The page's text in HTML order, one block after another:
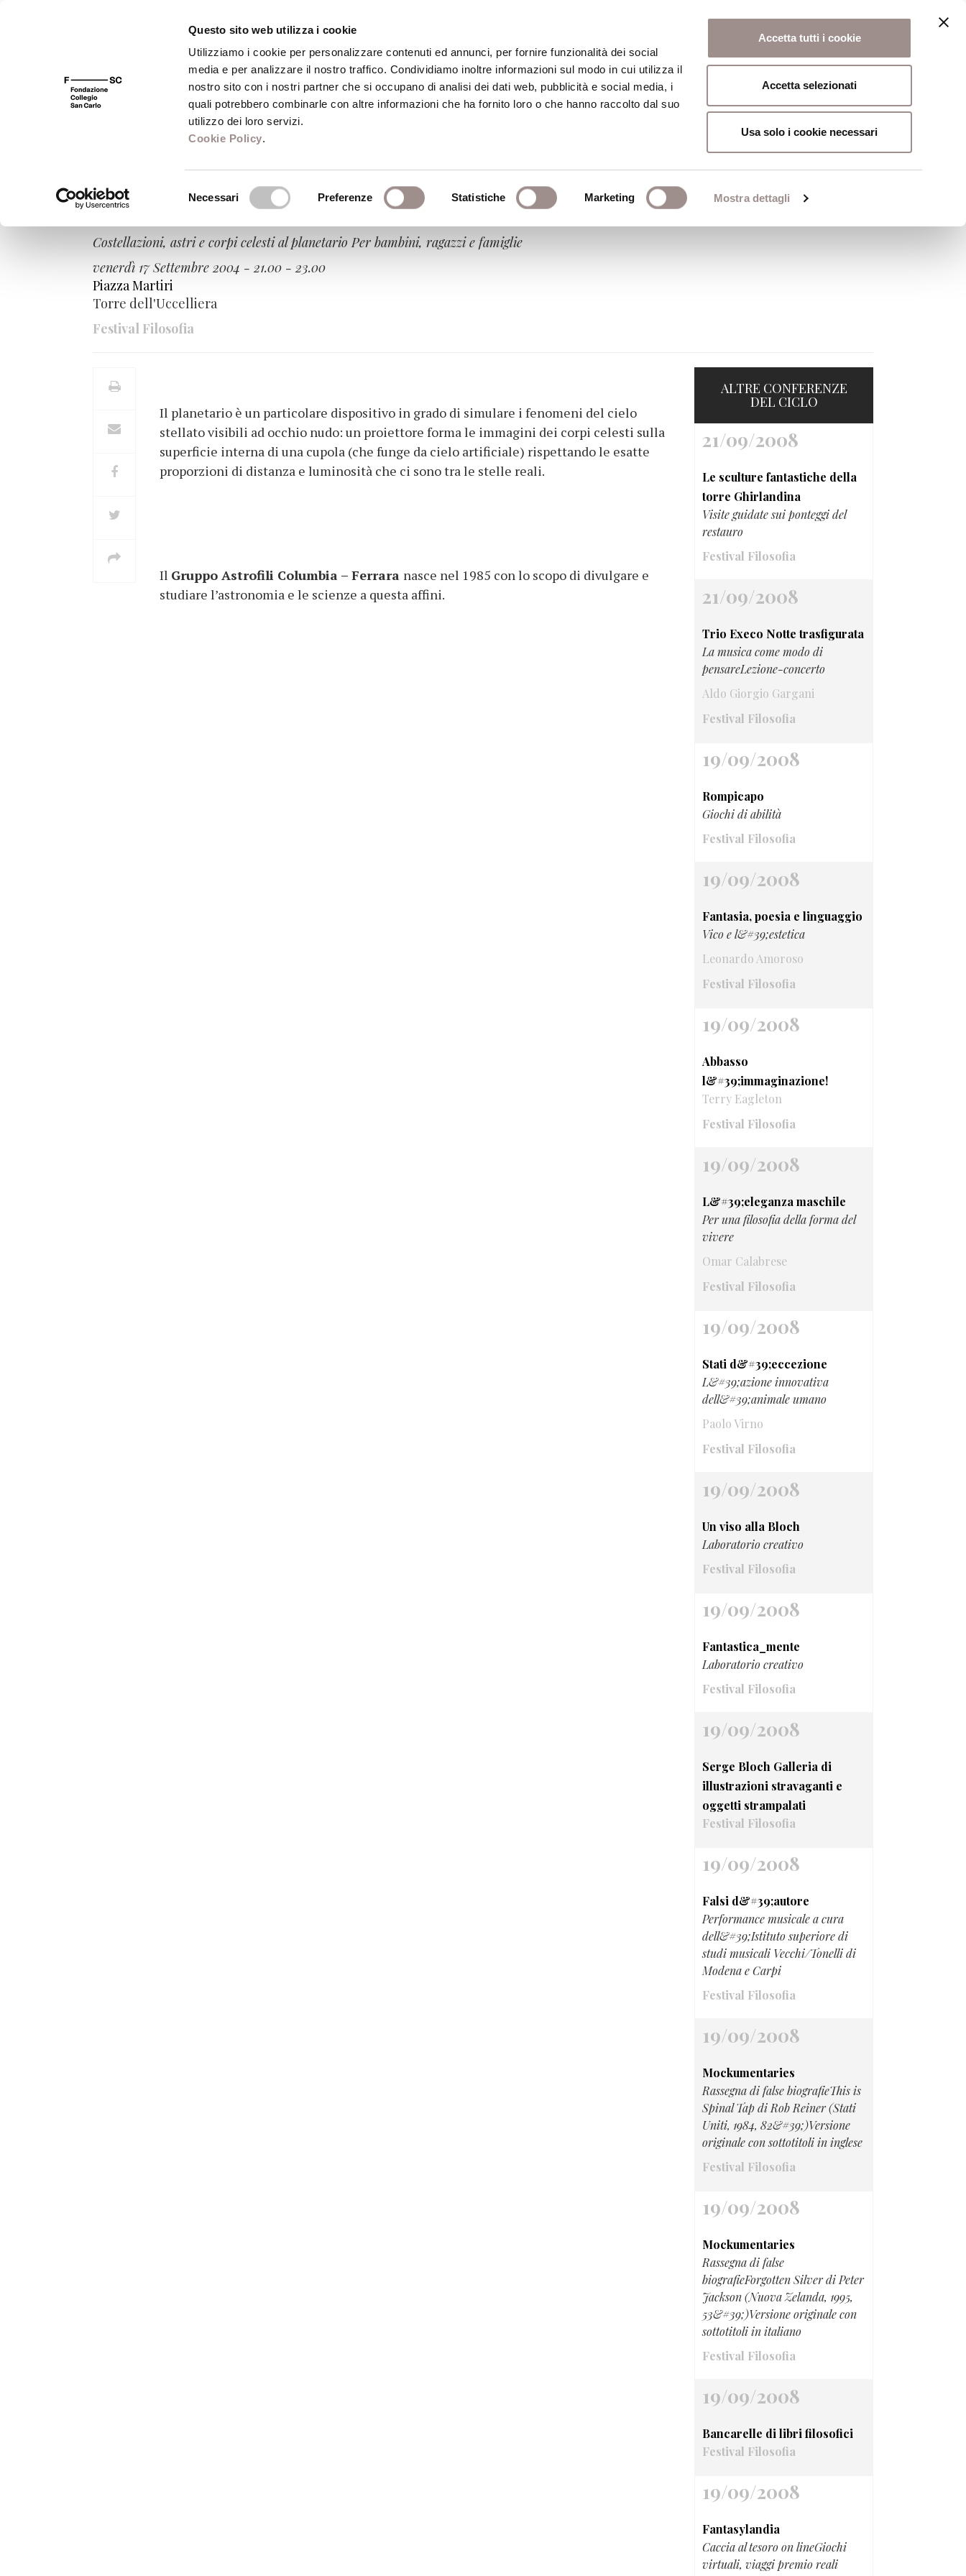
Questo sito web utilizza i cookie
Utilizziamo i cookie per personalizzare contenuti ed annunci, per fornire funzionalità dei social
media e per analizzare il nostro traffico. Condividiamo inoltre informazioni sul modo in cui utilizza il
nostro sito con i nostri partner che si occupano di analisi dei dati web, pubblicità e social media, i
quali potrebbero combinarle con altre informazioni che ha fornito loro o che hanno raccolto dal suo
utilizzo dei loro servizi.
Cookie Policy.
Necessari Preferenze Statistiche Marketing Mostra dettagli
Accetta tutti i cookie
Accetta selezionati
Usa solo i cookie necessari
FSC 400 Fondazione Biblioteca Centro Culturale Centro Studi Religiosi Scuola Alti Studi
Venerdì Carpi
Il cielo in una stanza
Costellazioni, astri e corpi celesti al planetario Per bambini, ragazzi e famiglie
venerdì 17 Settembre 2004 - 21.00 - 23.00
Piazza Martiri
Torre dell'Uccelliera
Festival Filosofia
Il planetario è un particolare dispositivo in grado di simulare i fenomeni del cielo
stellato visibili ad occhio nudo: un proiettore forma le immagini dei corpi celesti sulla
superficie interna di una cupola (che funge da cielo artificiale) rispettando le esatte
proporzioni di distanza e luminosità che ci sono tra le stelle reali.
Il Gruppo Astrofili Columbia – Ferrara nasce nel 1985 con lo scopo di divulgare e
studiare l’astronomia e le scienze a questa affini.
ALTRE CONFERENZE
DEL CICLO
21/09/2008
Le sculture fantastiche della
torre Ghirlandina
Visite guidate sui ponteggi del
restauro
Festival Filosofia
21/09/2008
Trio Execo Notte trasfigurata
La musica come modo di
pensareLezione-concerto
Aldo Giorgio Gargani
Festival Filosofia
19/09/2008
Rompicapo
Giochi di abilità
Festival Filosofia
19/09/2008
Fantasia, poesia e linguaggio
Vico e l&#39;estetica
Leonardo Amoroso
Festival Filosofia
19/09/2008
Abbasso
l&#39;immaginazione!
Terry Eagleton
Festival Filosofia
19/09/2008
L&#39;eleganza maschile
Per una filosofia della forma del
vivere
Omar Calabrese
Festival Filosofia
19/09/2008
Stati d&#39;eccezione
L&#39;azione innovativa
dell&#39;animale umano
Paolo Virno
Festival Filosofia
19/09/2008
Un viso alla Bloch
Laboratorio creativo
Festival Filosofia
19/09/2008
Fantastica_mente
Laboratorio creativo
Festival Filosofia
19/09/2008
Serge Bloch Galleria di
illustrazioni stravaganti e
oggetti strampalati
Festival Filosofia
19/09/2008
Falsi d&#39;autore
Performance musicale a cura
dell&#39;Istituto superiore di
studi musicali Vecchi/Tonelli di
Modena e Carpi
Festival Filosofia
19/09/2008
Mockumentaries
Rassegna di false biografieThis is
Spinal Tap di Rob Reiner (Stati
Uniti, 1984, 82&#39;)Versione
originale con sottotitoli in inglese
Festival Filosofia
19/09/2008
Mockumentaries
Rassegna di false
biografieForgotten Silver di Peter
Jackson (Nuova Zelanda, 1995,
53&#39;)Versione originale con
sottotitoli in italiano
Festival Filosofia
19/09/2008
Bancarelle di libri filosofici
Festival Filosofia
19/09/2008
Fantasylandia
Caccia al tesoro on lineGiochi
virtuali, viaggi premio reali